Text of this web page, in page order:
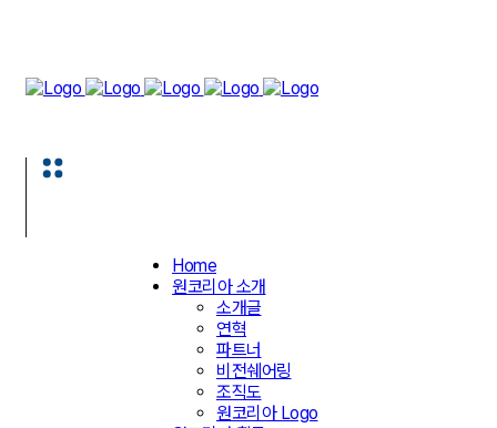
Home
원코리아 소개
소개글
연혁
파트너
비전쉐어링
조직도
원코리아 Logo